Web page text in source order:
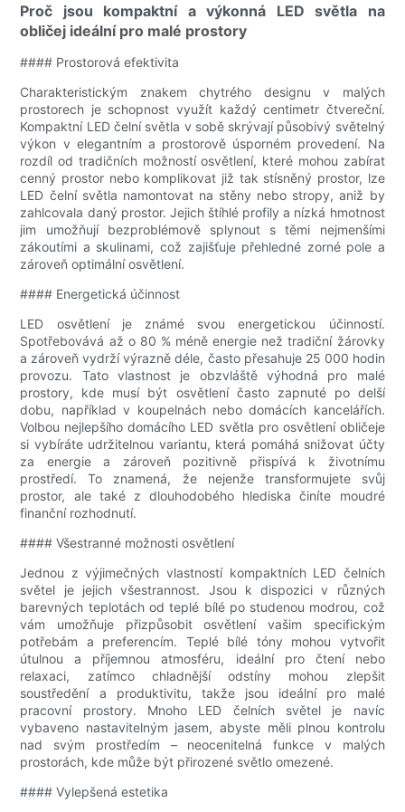
Proč jsou kompaktní a výkonná LED světla na
obličej ideální pro malé prostory
#### Prostorová efektivita
Charakteristickým znakem chytrého designu v malých
prostorech je schopnost využít každý centimetr čtvereční.
Kompaktní LED čelní světla v sobě skrývají působivý světelný
výkon v elegantním a prostorově úsporném provedení. Na
rozdíl od tradičních možností osvětlení, které mohou zabírat
cenný prostor nebo komplikovat již tak stísněný prostor, lze
LED čelní světla namontovat na stěny nebo stropy, aniž by
zahlcovala daný prostor. Jejich štíhlé profily a nízká hmotnost
jim umožňují bezproblémově splynout s těmi nejmenšími
zákoutími a skulinami, což zajišťuje přehledné zorné pole a
zároveň optimální osvětlení.
#### Energetická účinnost
LED osvětlení je známé svou energetickou účinností.
Spotřebovává až o 80 % méně energie než tradiční žárovky
a zároveň vydrží výrazně déle, často přesahuje 25 000 hodin
provozu. Tato vlastnost je obzvláště výhodná pro malé
prostory, kde musí být osvětlení často zapnuté po delší
dobu, například v koupelnách nebo domácích kancelářích.
Volbou nejlepšího domácího LED světla pro osvětlení obličeje
si vybíráte udržitelnou variantu, která pomáhá snižovat účty
za energie a zároveň pozitivně přispívá k životnímu
prostředí. To znamená, že nejenže transformujete svůj
prostor, ale také z dlouhodobého hlediska činíte moudré
finanční rozhodnutí.
#### Všestranné možnosti osvětlení
Jednou z výjimečných vlastností kompaktních LED čelních
světel je jejich všestrannost. Jsou k dispozici v různých
barevných teplotách od teplé bílé po studenou modrou, což
vám umožňuje přizpůsobit osvětlení vašim specifickým
potřebám a preferencím. Teplé bílé tóny mohou vytvořit
útulnou a příjemnou atmosféru, ideální pro čtení nebo
relaxaci, zatímco chladnější odstíny mohou zlepšit
soustředění a produktivitu, takže jsou ideální pro malé
pracovní prostory. Mnoho LED čelních světel je navíc
vybaveno nastavitelným jasem, abyste měli plnou kontrolu
nad svým prostředím – neocenitelná funkce v malých
prostorách, kde může být přirozené světlo omezené.
#### Vylepšená estetika